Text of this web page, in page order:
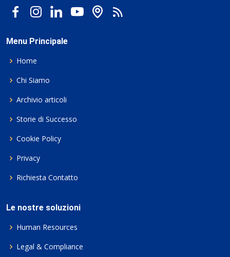
Menu Principale
Home
Chi Siamo
Archivio articoli
Storie di Successo
Cookie Policy
Privacy
Richiesta Contatto
Le nostre soluzioni
Human Resources
Legal & Compliance